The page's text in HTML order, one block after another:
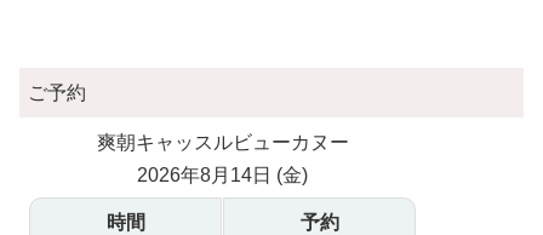
ご予約
爽朝キャッスルビューカヌー
2026年8月14日 (金)
時間 予約